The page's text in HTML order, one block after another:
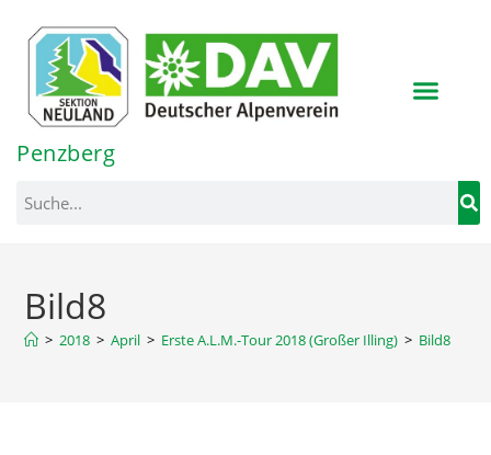
springen
Penzberg
Bild8
> 2018 > April > Erste A.L.M.-Tour 2018 (Großer Illing) > Bild8